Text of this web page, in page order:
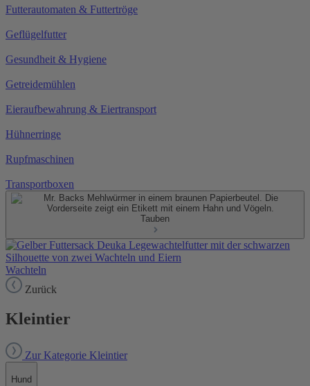
Futterautomaten & Futtertröge
Geflügelfutter
Gesundheit & Hygiene
Getreidemühlen
Eieraufbewahrung & Eiertransport
Hühnerringe
Rupfmaschinen
Transportboxen
Tauben
Wachteln
Zurück
Kleintier
Zur Kategorie Kleintier
Hund